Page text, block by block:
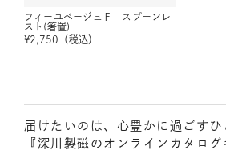
フィーユベージュＦ スプーンレ
スト(箸置)
¥2,750 （税込）
届けたいのは、心豊かに過ごすひ
『深川製磁のオンラインカタログ